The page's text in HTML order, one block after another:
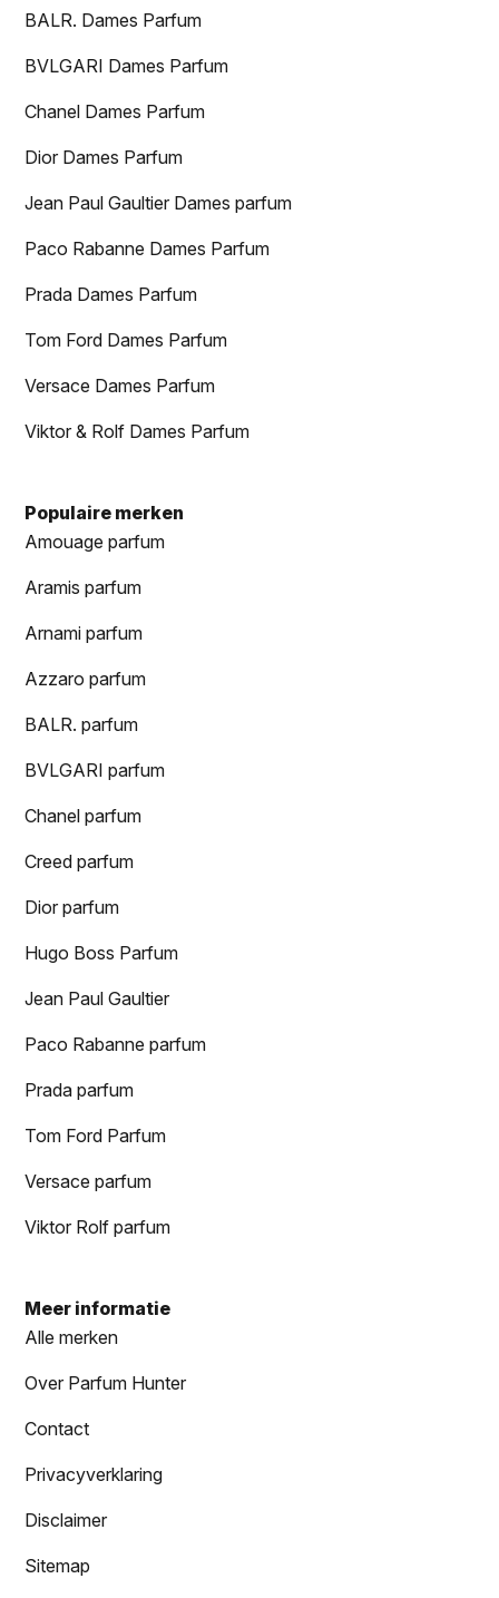
BALR. Dames Parfum
BVLGARI Dames Parfum
Chanel Dames Parfum
Dior Dames Parfum
Jean Paul Gaultier Dames parfum
Paco Rabanne Dames Parfum
Prada Dames Parfum
Tom Ford Dames Parfum
Versace Dames Parfum
Viktor & Rolf Dames Parfum
Populaire merken
Amouage parfum
Aramis parfum
Arnami parfum
Azzaro parfum
BALR. parfum
BVLGARI parfum
Chanel parfum
Creed parfum
Dior parfum
Hugo Boss Parfum
Jean Paul Gaultier
Paco Rabanne parfum
Prada parfum
Tom Ford Parfum
Versace parfum
Viktor Rolf parfum
Meer informatie
Alle merken
Over Parfum Hunter
Contact
Privacyverklaring
Disclaimer
Sitemap